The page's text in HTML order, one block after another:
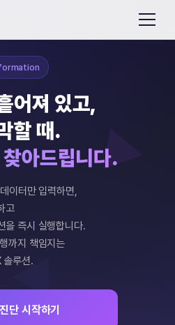
어져 있고,
할 때.
아드립니다.
이터만 입력하면,
고
을 즉시 실행합니다.
까지 책임지는
솔루션.
단 시작하기